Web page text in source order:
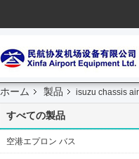
ホーム 製品 isuzu chassis
すべての製品
空港エプロン バス